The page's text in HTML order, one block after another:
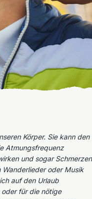
Körper. Sie kann den
Atmungsfrequenz
und sogar Schmerzen
oder Musik
auf den Urlaub
für die nötige